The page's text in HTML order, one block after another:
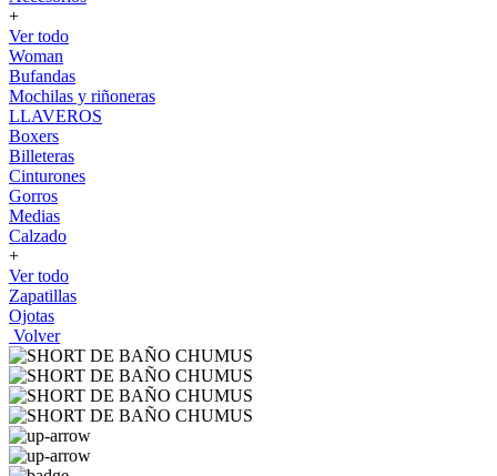
+
Ver todo
Woman
Bufandas
Mochilas y riñoneras
LLAVEROS
Boxers
Billeteras
Cinturones
Gorros
Medias
Calzado
+
Ver todo
Zapatillas
Ojotas
Volver